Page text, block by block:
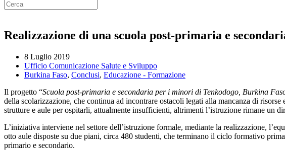
Realizzazione di una scuola post-primaria e
8 Luglio 2019
Ufficio Comunicazione Salute e Sviluppo
Burkina Faso, Conclusi, Educazione - Formazione
Il progetto “Scuola post-primaria e secondaria per i minori di Tenkodogo, Burkina
della scolarizzazione, che continua ad incontrare ostacoli legati alla mancanza di
strutture e aule per ospitarli, attualmente insufficienti, altrimenti l’istruzione rimane un
L’iniziativa interviene nel settore dell’istruzione formale, mediante la realizzazione,
otto aule disposte su due piani, circa 480 studenti, che terminano il ciclo formativo
primario e secondario.